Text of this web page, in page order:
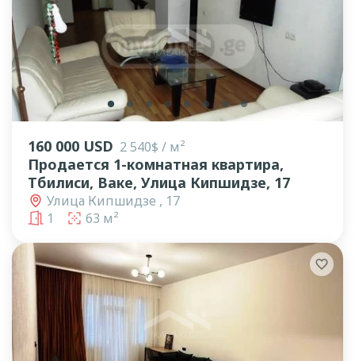
lens lens lens lens lens lens lens lens
160 000 USD 2 540$ / м²
Продается 1-комнатная квартира,
Тбилиси, Ваке, Улица Кипшидзе, 17
Улица Кипшидзе , 17
1
63 м²